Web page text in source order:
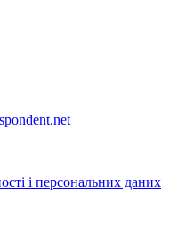
і персональних даних